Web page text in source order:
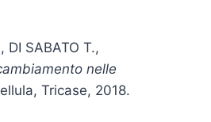
DI SABATO T.,
nelle
Tricase, 2018.